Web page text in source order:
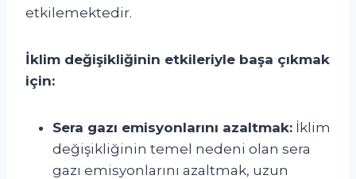
etkilemektedir.
İklim değişikliğinin etkileriyle başa çıkmak
için:
Sera gazı emisyonlarını azaltmak: İklim
değişikliğinin temel nedeni olan sera
gazı emisyonlarını azaltmak, uzun